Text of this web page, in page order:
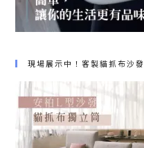
現場展示中！客製貓抓布沙發